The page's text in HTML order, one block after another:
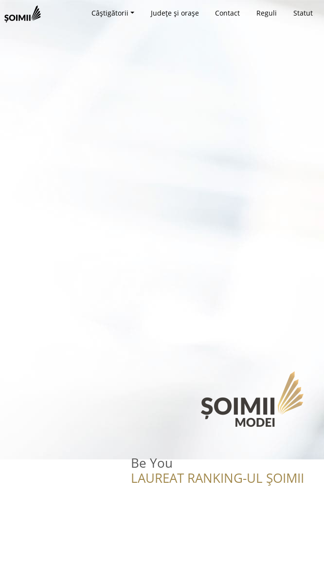
Câștigătorii Județe și orașe Contact Reguli Statut
Be You
LAUREAT RANKING-UL ȘOIMII